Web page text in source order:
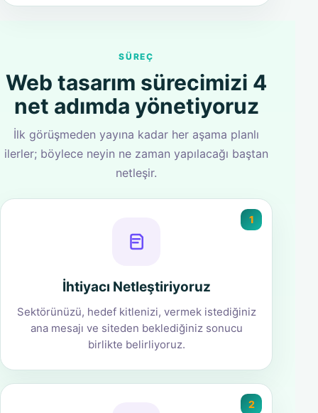
SÜREÇ
Web tasarım sürecimizi 4
net adımda yönetiyoruz
İlk görüşmeden yayına kadar her aşama planlı
ilerler; böylece neyin ne zaman yapılacağı baştan
netleşir.
1
İhtiyacı Netleştiriyoruz
Sektörünüzü, hedef kitlenizi, vermek istediğiniz
ana mesajı ve siteden beklediğiniz sonucu
birlikte belirliyoruz.
2